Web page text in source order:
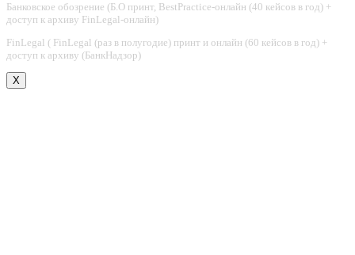
Банковское обозрение (Б.О принт, BestPractice-онлайн (40 кейсов в год) +
доступ к архиву FinLegal-онлайн)
FinLegal ( FinLegal (раз в полугодие) принт и онлайн (60 кейсов в год) +
доступ к архиву (БанкНадзор)
X